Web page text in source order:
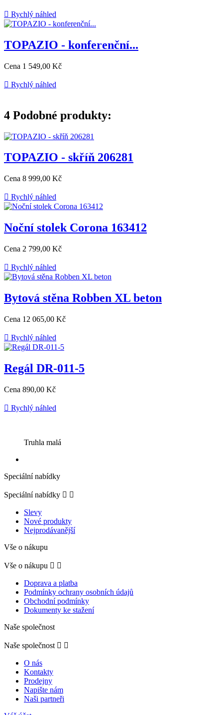
 Rychlý náhled
TOPAZIO - konferenční...
Cena 1 549,00 Kč
 Rychlý náhled
4 Podobné produkty:
TOPAZIO - skříň 206281
Cena 8 999,00 Kč
 Rychlý náhled
Noční stolek Corona 163412
Cena 2 799,00 Kč
 Rychlý náhled
Bytová stěna Robben XL beton
Cena 12 065,00 Kč
 Rychlý náhled
Regál DR-011-5
Cena 890,00 Kč
 Rychlý náhled
Truhla malá
Speciální nabídky
Speciální nabídky  
Slevy
Nové produkty
Nejprodávanější
Vše o nákupu
Vše o nákupu  
Doprava a platba
Podmínky ochrany osobních údajů
Obchodní podmínky
Dokumenty ke stažení
Naše společnost
Naše společnost  
O nás
Kontakty
Prodejny
Napište nám
Naši partneři